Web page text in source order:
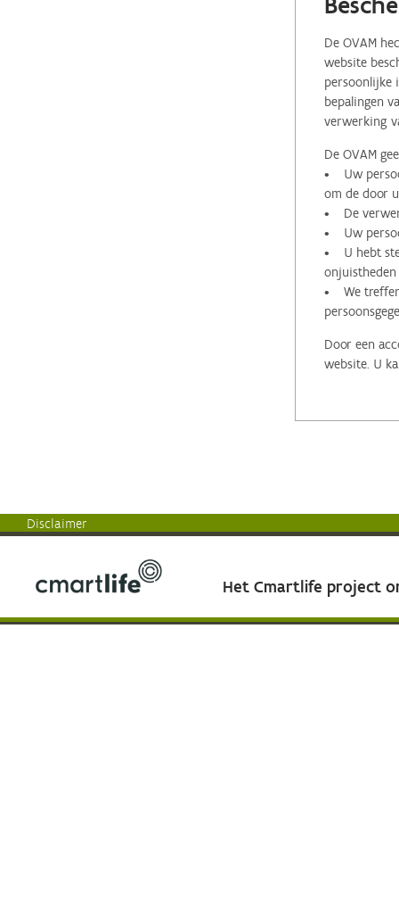
De OVAM
website
persoonlijke
bepalingen
verwerking
De OVAM
• Uw
om de door
• De
• Uw
• U hebt
onjuistheden
• We treffen
Door een
website. U
Disclaimer
Het Cmartlife project